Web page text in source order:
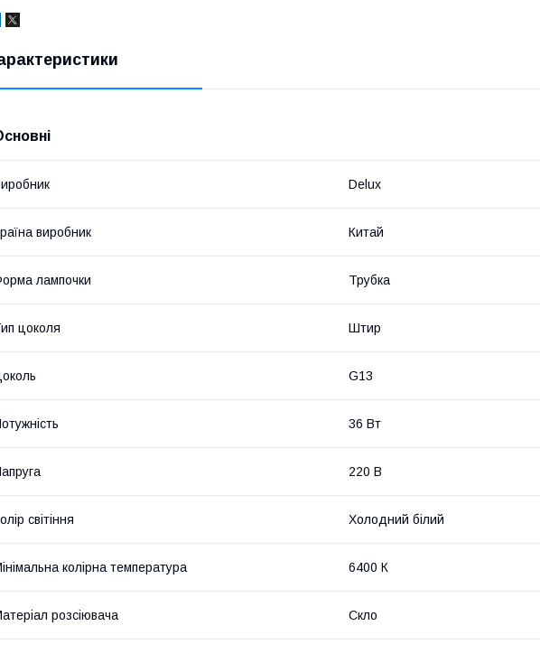
Delux
виробник Китай
лампочки Трубка
цоколя Штир
G13
36 Вт
220 В
світіння Холодний білий
колірна температура 6400 К
розсіювача Скло